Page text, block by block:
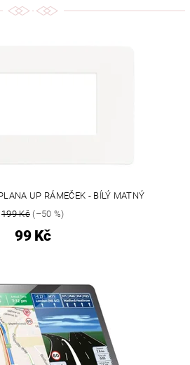
UP RÁMEČEK - BÍLÝ MATNÝ
199 Kč(–50 %)
99 Kč